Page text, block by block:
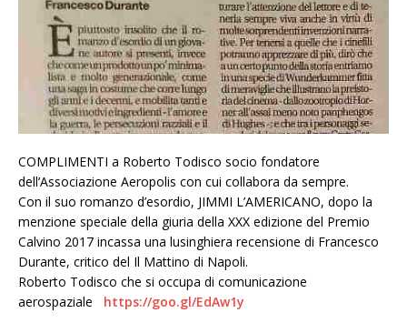
COMPLIMENTI a Roberto Todisco socio fondatore
dell’Associazione Aeropolis con cui collabora da sempre.
Con il suo romanzo d’esordio, JIMMI L’AMERICANO, dopo la
menzione speciale della giuria della XXX edizione del Premio
Calvino 2017 incassa una lusinghiera recensione di Francesco
Durante, critico del Il Mattino di Napoli.
Roberto Todisco che si occupa di comunicazione
aerospaziale https://goo.gl/EdAw1y